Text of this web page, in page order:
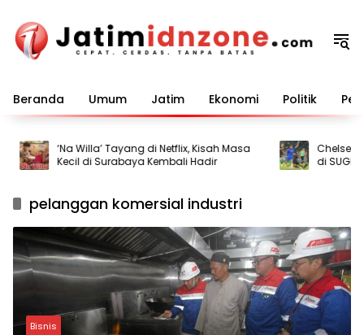
konten
Beranda Umum Jatim Ekonomi Politik
‘Na Willa’ Tayang di Netflix, Kisah Masa
Kecil di Surabaya Kembali Hadir
Chelsea
di SUGBK
pelanggan komersial industri
Bisnis